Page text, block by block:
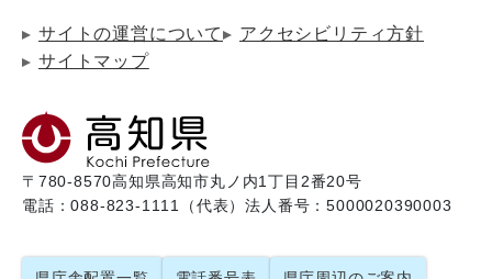
サイトの運営について
アクセシビリティ方針
サイトマップ
〒780-8570高知県高知市丸ノ内1丁目2番20号
電話：088-823-1111（代表）法人番号：5000020390003